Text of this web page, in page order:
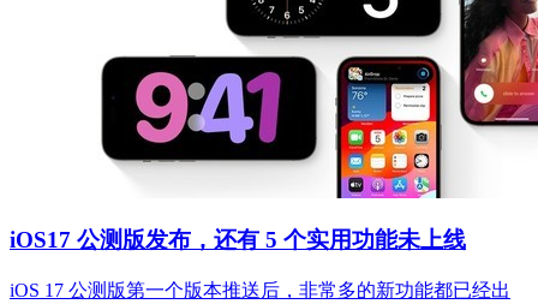
iOS17 公测版发布，还有 5 个实用功能未上线
iOS 17 公测版第一个版本推送后，非常多的新功能都已经出